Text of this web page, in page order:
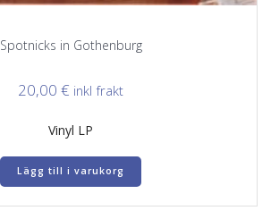
Spotnicks in Gothenburg
20,00 € inkl frakt
Vinyl LP
Lägg till i varukorg